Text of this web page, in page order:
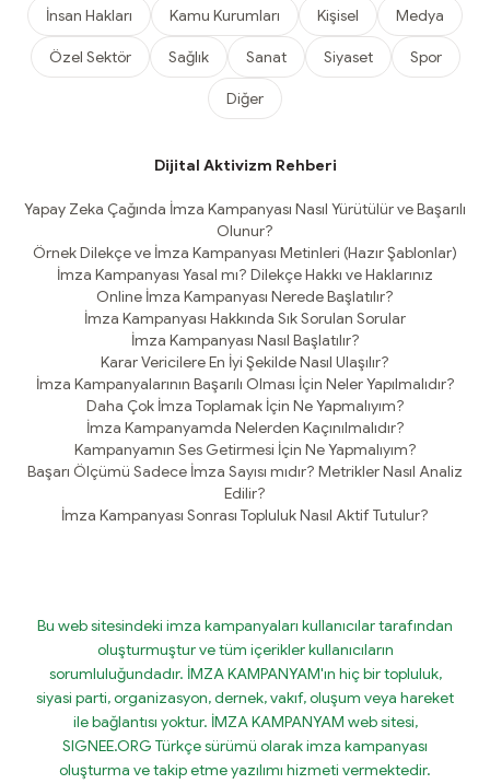
İnsan Hakları Kamu Kurumları Kişisel Medya
Özel Sektör Sağlık Sanat Siyaset Spor
Diğer
Dijital Aktivizm Rehberi
Yapay Zeka Çağında İmza Kampanyası Nasıl Yürütülür ve Başarılı
Olunur?
Örnek Dilekçe ve İmza Kampanyası Metinleri (Hazır Şablonlar)
İmza Kampanyası Yasal mı? Dilekçe Hakkı ve Haklarınız
Online İmza Kampanyası Nerede Başlatılır?
İmza Kampanyası Hakkında Sık Sorulan Sorular
İmza Kampanyası Nasıl Başlatılır?
Karar Vericilere En İyi Şekilde Nasıl Ulaşılır?
İmza Kampanyalarının Başarılı Olması İçin Neler Yapılmalıdır?
Daha Çok İmza Toplamak İçin Ne Yapmalıyım?
İmza Kampanyamda Nelerden Kaçınılmalıdır?
Kampanyamın Ses Getirmesi İçin Ne Yapmalıyım?
Başarı Ölçümü Sadece İmza Sayısı mıdır? Metrikler Nasıl Analiz
Edilir?
İmza Kampanyası Sonrası Topluluk Nasıl Aktif Tutulur?
Bu web sitesindeki imza kampanyaları kullanıcılar tarafından
oluşturmuştur ve tüm içerikler kullanıcıların
sorumluluğundadır. İMZA KAMPANYAM'ın hiç bir topluluk,
siyasi parti, organizasyon, dernek, vakıf, oluşum veya hareket
ile bağlantısı yoktur. İMZA KAMPANYAM web sitesi,
SIGNEE.ORG Türkçe sürümü olarak imza kampanyası
oluşturma ve takip etme yazılımı hizmeti vermektedir.